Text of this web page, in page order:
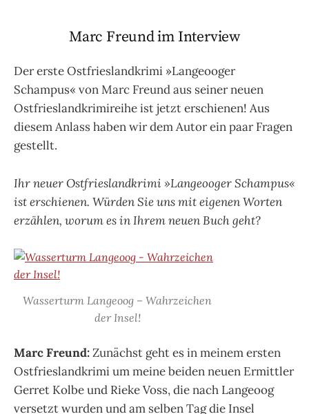
Marc Freund im Interview
Der erste Ostfrieslandkrimi »Langeooger
Schampus« von Marc Freund aus seiner neuen
Ostfrieslandkrimireihe ist jetzt erschienen! Aus
diesem Anlass haben wir dem Autor ein paar Fragen
gestellt.
Ihr neuer Ostfrieslandkrimi »Langeooger Schampus«
ist erschienen. Würden Sie uns mit eigenen Worten
erzählen, worum es in Ihrem neuen Buch geht?
Wasserturm Langeoog – Wahrzeichen
der Insel!
Marc Freund:Zunächst geht es in meinem ersten
Ostfrieslandkrimi um meine beiden neuen Ermittler
Gerret Kolbe und Rieke Voss, die nach Langeoog
versetzt wurden und am selben Tag die Insel